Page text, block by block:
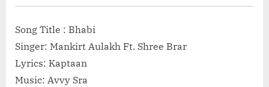
Chup Ho Ja Lyrics in
Song Title : Bhabi
Singer: Mankirt Aulakh Ft. Shree Brar
Lyrics: Kaptaan
Music: Avvy Sra